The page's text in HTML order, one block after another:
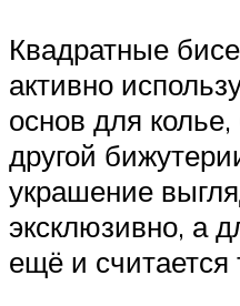
Квадратные
активно
основ для
другой
украшение
эксклюзивно, а
ещё и